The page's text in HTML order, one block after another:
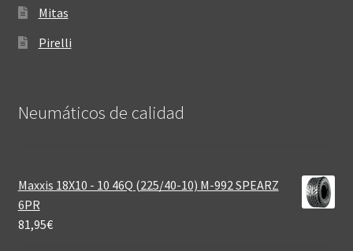
Mitas
Pirelli
Neumáticos de calidad‎
Maxxis 18X10 - 10 46Q (225/40-10) M-992 SPEARZ
6PR
81,95€